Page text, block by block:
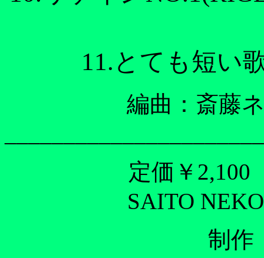
11.とても短
編曲：斎藤
定価￥2,100
SAITO
制作